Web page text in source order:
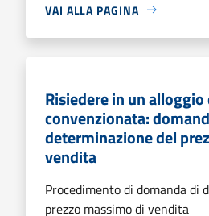
VAI ALLA PAGINA
Risiedere in un
convenzionata:
determinazione del
vendita
Procedimento di domanda di
prezzo massimo di vendita